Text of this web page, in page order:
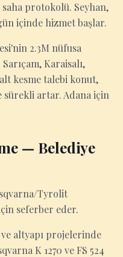
protokolü. Seyhan,
içinde hizmet başlar.
2.3M nüfusa
Karaisalı,
kesme talebi konut,
artar. Adana için
— Belediye
Tyrolit
seferber eder.
altyapı projelerinde
K 1270 ve FS 524